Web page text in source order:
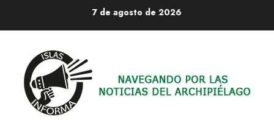
7 de agosto de 2026